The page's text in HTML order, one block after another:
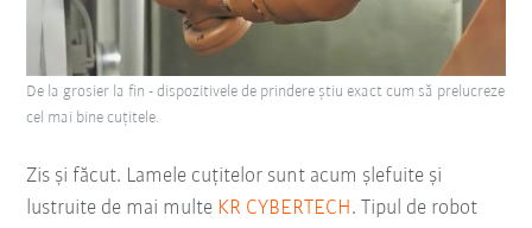
Zis și făcut. Lamele cuțitelor sunt acum șlefuite și
lustruite de mai multe KR CYBERTECH. Tipul de robot
De la grosier la fin - dispozitivele de prindere știu exact cum să prelucreze
cel mai bine cuțitele.